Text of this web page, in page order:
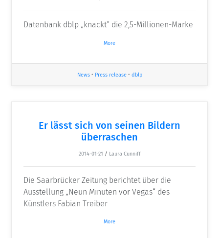
Datenbank dblp „knackt“ die 2,5-Millionen-Marke
More
News• Press release• dblp
Er lässt sich von seinen Bildern
überraschen
2014-01-21 / Laura Cunniff
Die Saarbrücker Zeitung berichtet über die
Ausstellung „Neun Minuten vor Vegas“ des
Künstlers Fabian Treiber
More